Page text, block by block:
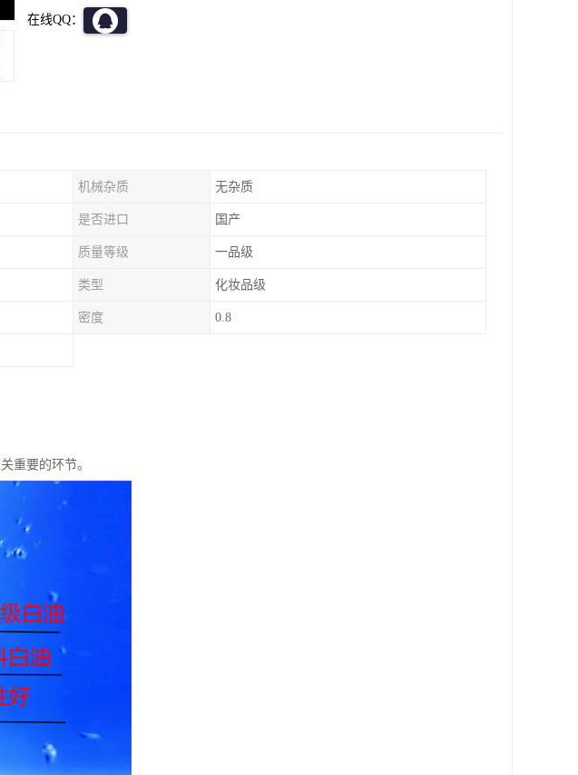
在线QQ：
机械杂质 无杂质
是否进口 国产
质量等级 一品级
类型 化妆品级
密度 0.8
重要的环节。